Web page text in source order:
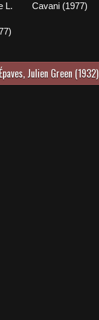
L.
Cavani (1977)
Épaves, Julien Green (1932)